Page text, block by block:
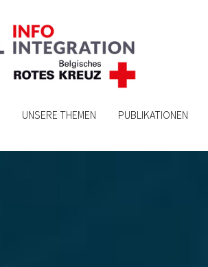
UNSERE THEMEN PUBLIKATIONEN
UNSERE THEMEN PUBLIKATIONEN